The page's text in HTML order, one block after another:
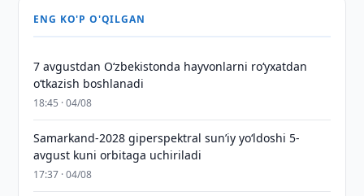
ENG KO'P O'QILGAN
7 avgustdan O‘zbekistonda hayvonlarni ro‘yxatdan
o‘tkazish boshlanadi
18:45 · 04/08
Samarkand-2028 giperspektral sun’iy yo‘ldoshi 5-
avgust kuni orbitaga uchiriladi
17:37 · 04/08